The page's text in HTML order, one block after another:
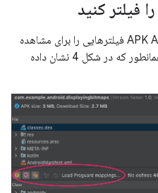
، APK Analyzer فیلترهایی را برای مشاهده
محتویات فایل DEX انتخاب شده، همانطور که در شکل 4 نشان داده